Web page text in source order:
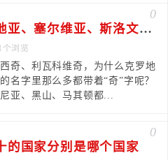
0
为什么克罗地亚、塞尔维亚、斯洛文尼亚人的名字里那么多“奇”
个浏览
奇、利瓦科维奇，为什么克罗地
名字里那么多都带着“奇”字呢？
亚、黑山、马其顿都...
0
的国家分别是哪个国家